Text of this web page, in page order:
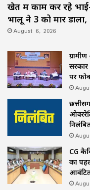
खेत में काम कर रहे
भालू ने 3 को मार
August 6, 2026
सरकार
पर
CG
का